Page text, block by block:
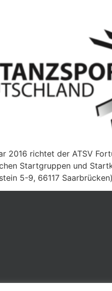
2016 richtet der ATSV
Startgruppen und
5-9, 66117